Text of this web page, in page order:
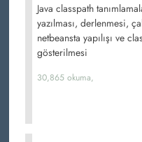
Java classpath
yazılması, derlenmesi,
netbeansta yapılışı ve
gösterilmesi
30,865 okuma,